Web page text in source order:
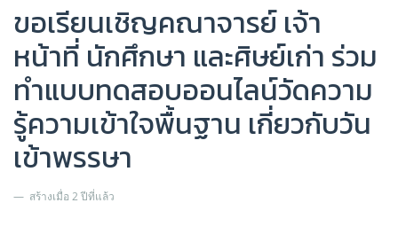
ขอเรียนเชิญคณาจารย์ เจ้า
หน้าที่ นักศึกษา และศิษย์เก่า ร่วม
ทำแบบทดสอบออนไลน์วัดความ
รู้ความเข้าใจพื้นฐาน เกี่ยวกับวัน
เข้าพรรษา
สร้างเมื่อ 2 ปีที่แล้ว